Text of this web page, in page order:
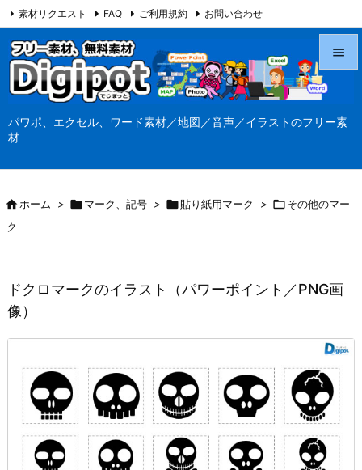
パワポ、エクセル、ワード素材／地図／音声／イラストのフリー素
材




素材リクエスト FAQ ご利用規約 お問い合わせ
当サイト（Digipot.net）について
ホーム > マーク、記号 > 貼り紙用マーク > その他のマー
ク
ドクロマークのイラスト（パワーポイント／PNG画
像）